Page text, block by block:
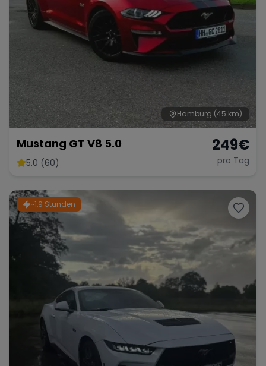
Hamburg (45 km)
Mustang GT V8 5.0
5.0 (60)
249€
pro Tag
~1,9 Stunden